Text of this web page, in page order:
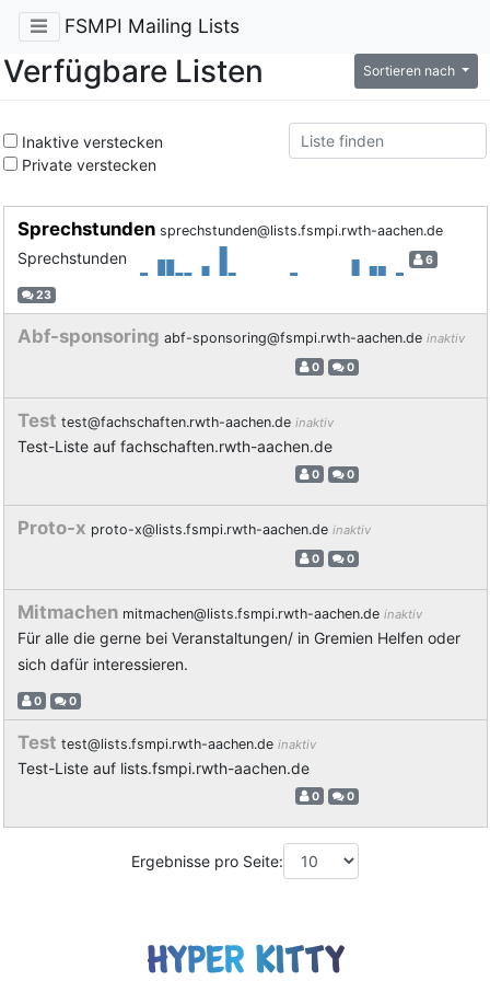
FSMPI Mailing Lists
Verfügbare Listen Sortieren nach
Inaktive verstecken
Private verstecken
Sprechstunden sprechstunden@lists.fsmpi.rwth-aachen.de
Sprechstunden 6
23
Abf-sponsoring abf-sponsoring@fsmpi.rwth-aachen.de inaktiv
0 0
Test test@fachschaften.rwth-aachen.de inaktiv
Test-Liste auf fachschaften.rwth-aachen.de
0 0
Proto-x proto-x@lists.fsmpi.rwth-aachen.de inaktiv
0 0
Mitmachen mitmachen@lists.fsmpi.rwth-aachen.de inaktiv
Für alle die gerne bei Veranstaltungen/ in Gremien Helfen oder
sich dafür interessieren.
0 0
Test test@lists.fsmpi.rwth-aachen.de inaktiv
Test-Liste auf lists.fsmpi.rwth-aachen.de
0 0
Ergebnisse pro Seite: